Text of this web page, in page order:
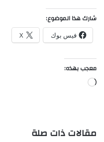
شارك هذا الموضوع:
فيس بوك X
معجب بهذه:
جاري
مقالات ذات صلة